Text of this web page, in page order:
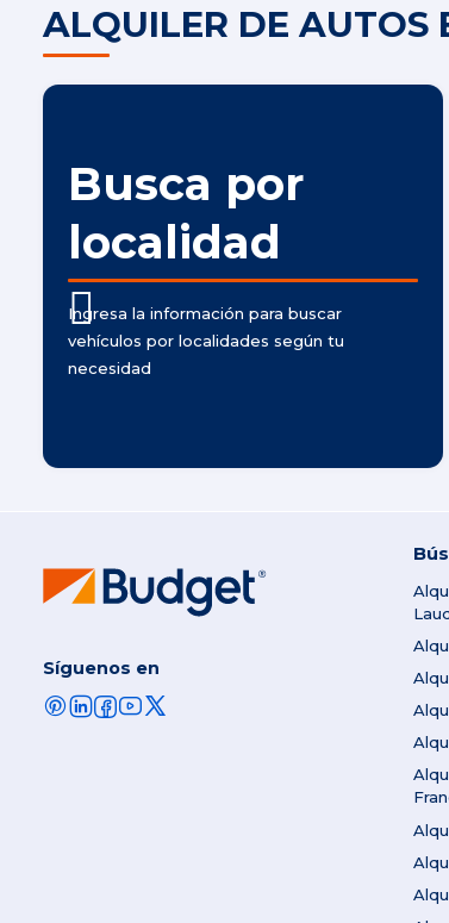
ALQUILER DE AUTOS
Busca por
localidad
Ingresa la información para buscar
vehículos por localidades según tu
necesidad
Síguenos en